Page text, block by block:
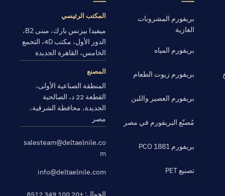
بريفورم المشروبات
الغازية
بريفورم المياه
بريفورم زيوت الطعام
بريفورم العصير واللبن
مُصنّع البريفورم في مصر
بريفورم PCO 1881
تصنيع PET
المكتب الرئيسي
ميفيدا بيزنس بارك، مبنى B2،
الدور الأول، مكتب 4D، التجمع
الخامس، القاهرة الجديدة
المصنع
المنطقة الصناعية الأولى،
القطعة 22 د، الصالحية
الجديدة، محافظة الشرقية،
مصر
salesteam@deltaelnile.co
m
info@deltaelnile.com